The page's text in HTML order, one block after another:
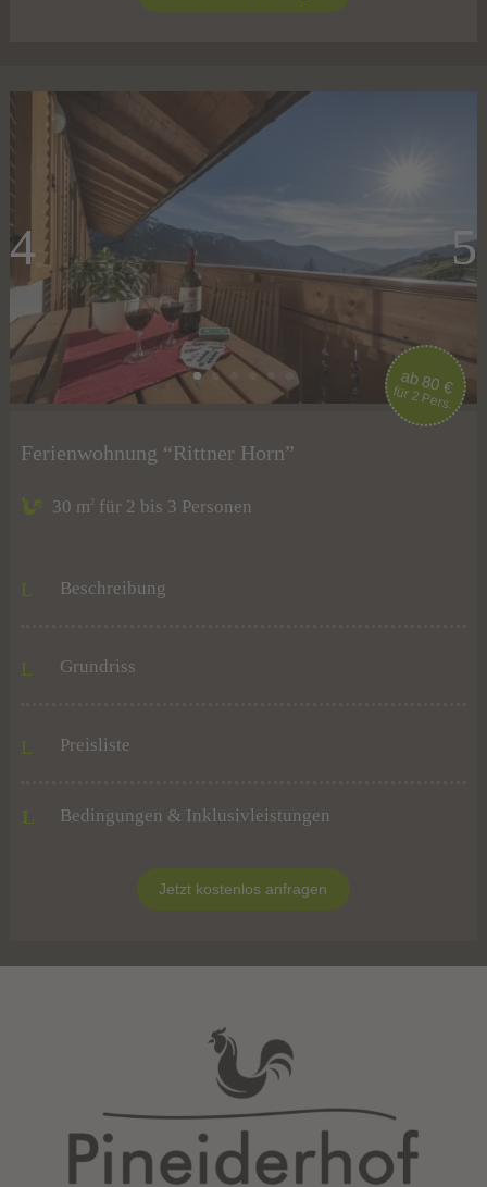
Ferienwohnung “Rittner Horn”
30 m2 für 2 bis 3 Personen
ab 80 €
für 2 Pers.
Beschreibung
Grundriss
Preisliste
L Bedingungen & Inklusivleistungen
Jetzt kostenlos anfragen